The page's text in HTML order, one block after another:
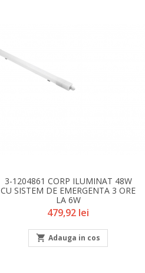
3-1204861 CORP ILUMINAT 48W
CU SISTEM DE EMERGENTA 3 ORE
LA 6W
Pret
479,92 lei
 Adauga in cos